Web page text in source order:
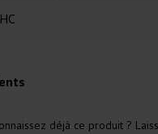
déjà ce produit ?